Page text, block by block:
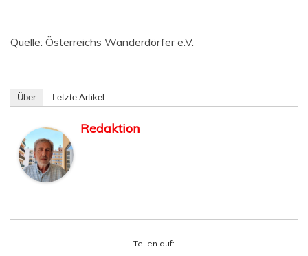
Quel­le: Öster­reichs Wan­der­dör­fer e.V.
Über Letz­te Artikel
Redaktion
Tei­len auf: